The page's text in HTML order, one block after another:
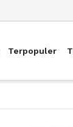
Terpopuler